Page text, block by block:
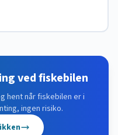
ved fiskebilen
hent når fiskebilen er i
ingen risiko.